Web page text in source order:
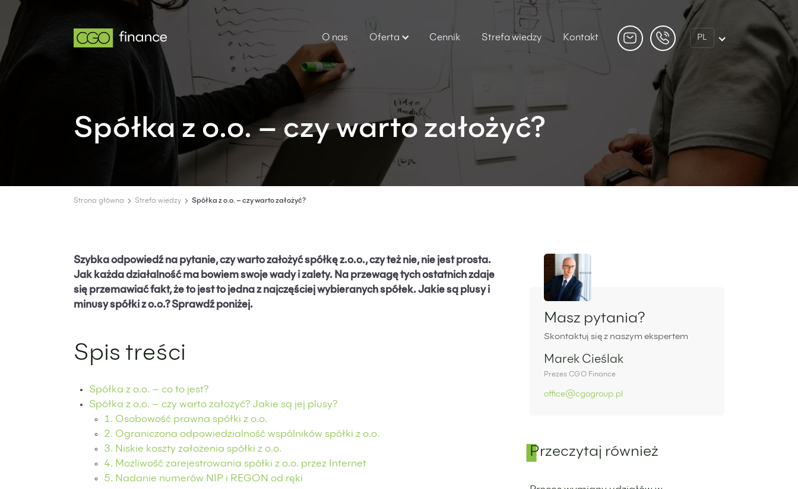
O nas Oferta Cennik Strefa wiedzy Kontakt PL
Spółka z o.o. – czy warto założyć?
Strona główna Strefa wiedzy Spółka z o.o. – czy warto założyć?
Szybka odpowiedź na pytanie, czy warto założyć spółkę z.o.o., czy też nie, nie jest prosta.
Jak każda działalność ma bowiem swoje wady i zalety. Na przewagę tych ostatnich zdaje
się przemawiać fakt, że to jest to jedna z najczęściej wybieranych spółek. Jakie są plusy i
minusy spółki z o.o.? Sprawdź poniżej.
Spis treści
Spółka z o.o. – co to jest?
Spółka z o.o. – czy warto założyć? Jakie są jej plusy?
1. Osobowość prawna spółki z o.o.
2. Ograniczona odpowiedzialność wspólników spółki z o.o.
3. Niskie koszty założenia spółki z o.o.
4. Możliwość zarejestrowania spółki z o.o. przez Internet
5. Nadanie numerów NIP i REGON od ręki
Panel boczny
Masz pytania?
Skontaktuj się z naszym ekspertem
Marek Cieślak
Prezes CGO Finance
office@cgogroup.pl
Przeczytaj również